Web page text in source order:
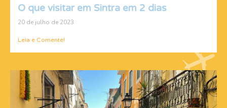
O que visitar em Sintra em 2 dias
20 de julho de 2023
Leia e Comente!